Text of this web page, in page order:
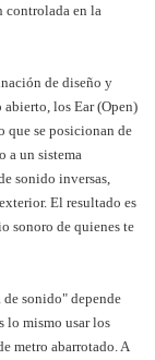
controlada en la
de diseño y
los Ear (Open)
que se posicionan de
a un sistema
sonido inversas,
El resultado es
sonoro de quienes te
sonido" depende
lo mismo usar los
metro abarrotado. A